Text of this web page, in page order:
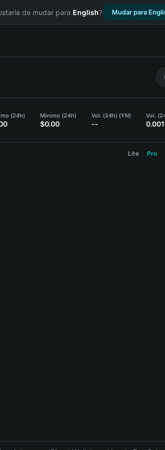
de mudar para English? Mudar para
(24h) Mínimo (24h)
$0.00
Vol. (24h) (YN)
--
Vol.
Lite Pro